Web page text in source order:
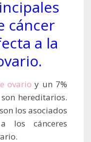
cáncer
a la
ovario y un 7%
son hereditarios.
los asociados
los cánceres